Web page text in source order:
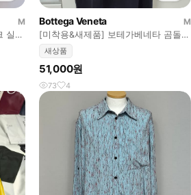
M
실크
Bottega Veneta
M
[미착용&새제품] 보테가베네타 곰돌이
반팔티 블랙 남자M/여자L
새상품
51,000원
73 4